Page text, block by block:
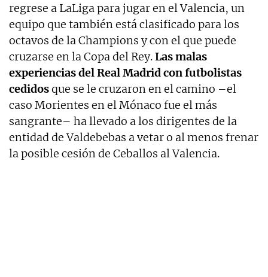
regrese a LaLiga para jugar en el Valencia, un
equipo que también está clasificado para los
octavos de la Champions y con el que puede
cruzarse en la Copa del Rey.Las malas
experiencias del Real Madrid con futbolistas
cedidosque se le cruzaron en el camino –el
caso Morientes en el Mónaco fue el más
sangrante– ha llevado a los dirigentes de la
entidad de Valdebebas a vetar o al menos frenar
la posible cesión de Ceballos al Valencia.